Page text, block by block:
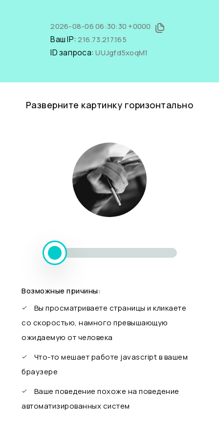
2026-08-06 06:30:30 +0000
Ваш IP:216.73.217.165
ID запроса:UUJgfd5xoqM1
Разверните картинку горизонтально
Возможные причины:
Вы просматриваете страницы и кликаете
со скоростью, намного превышающую
ожидаемую от человека
Что-то мешает работе javascript в вашем
браузере
Ваше поведение похоже на поведение
автоматизированных систем